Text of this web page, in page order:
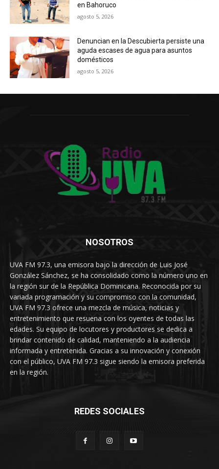
en Bahoruco
agosto 5, 2026
Denuncian en la Descubierta persiste una
aguda escases de agua para asuntos
domésticos
agosto 5, 2026
NOSOTROS
UVA FM 97.3, una emisora bajo la dirección de Luis José
González Sánchez, se ha consolidado como la número uno en
la región sur de la República Dominicana. Reconocida por su
variada programación y su compromiso con la comunidad,
UVA FM 97.3 ofrece una mezcla de música, noticias y
entretenimiento que resuena con los oyentes de todas las
edades. Su equipo de locutores y productores se dedica a
brindar contenido de calidad, manteniendo a la audiencia
informada y entretenida. Gracias a su innovación y conexión
con el público, UVA FM 97.3 sigue siendo la emisora preferida
en la región.
REDES SOCIALES